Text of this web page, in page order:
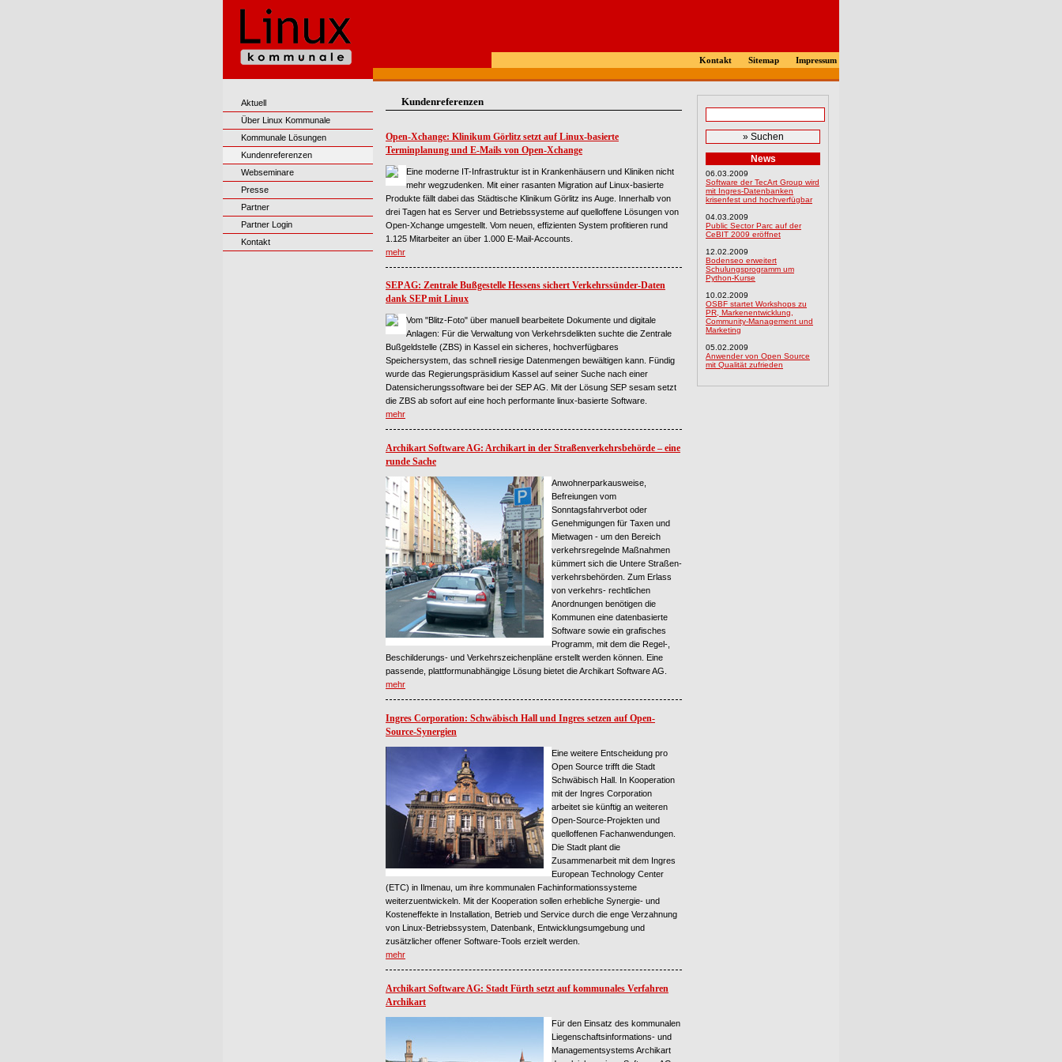
Kontakt Sitemap Impressum
Aktuell
Über Linux Kommunale
Kommunale Lösungen
Kundenreferenzen
Webseminare
Presse
Partner
Partner Login
Kontakt
Kundenreferenzen
Open-Xchange: Klinikum Görlitz setzt auf Linux-basierte
Terminplanung und E-Mails von Open-Xchange
Eine moderne IT-Infrastruktur ist in Krankenhäusern und Kliniken nicht
mehr wegzudenken. Mit einer rasanten Migration auf Linux-basierte
Produkte fällt dabei das Städtische Klinikum Görlitz ins Auge. Innerhalb von
drei Tagen hat es Server und Betriebssysteme auf quelloffene Lösungen von
Open-Xchange umgestellt. Vom neuen, effizienten System profitieren rund
1.125 Mitarbeiter an über 1.000 E-Mail-Accounts.
mehr
SEP AG: Zentrale Bußgestelle Hessens sichert Verkehrssünder-Daten
dank SEP mit Linux
Vom "Blitz-Foto" über manuell bearbeitete Dokumente und digitale
Anlagen: Für die Verwaltung von Verkehrsdelikten suchte die Zentrale
Bußgeldstelle (ZBS) in Kassel ein sicheres, hochverfügbares
Speichersystem, das schnell riesige Datenmengen bewältigen kann. Fündig
wurde das Regierungspräsidium Kassel auf seiner Suche nach einer
Datensicherungssoftware bei der SEP AG. Mit der Lösung SEP sesam setzt
die ZBS ab sofort auf eine hoch performante linux-basierte Software.
mehr
Archikart Software AG: Archikart in der Straßenverkehrsbehörde – eine
runde Sache
Anwohnerparkausweise,
Befreiungen vom
Sonntagsfahrverbot oder
Genehmigungen für Taxen und
Mietwagen - um den Bereich
verkehrsregelnde Maßnahmen
kümmert sich die Untere Straßen-
verkehrsbehörden. Zum Erlass
von verkehrs- rechtlichen
Anordnungen benötigen die
Kommunen eine datenbasierte
Software sowie ein grafisches
Programm, mit dem die Regel-,
Beschilderungs- und Verkehrszeichenpläne erstellt werden können. Eine
passende, plattformunabhängige Lösung bietet die Archikart Software AG.
mehr
Ingres Corporation: Schwäbisch Hall und Ingres setzen auf Open-
Source-Synergien
Eine weitere Entscheidung pro
Open Source trifft die Stadt
Schwäbisch Hall. In Kooperation
mit der Ingres Corporation
arbeitet sie künftig an weiteren
Open-Source-Projekten und
quelloffenen Fachanwendungen.
Die Stadt plant die
Zusammenarbeit mit dem Ingres
European Technology Center
(ETC) in Ilmenau, um ihre kommunalen Fachinformationssysteme
weiterzuentwickeln. Mit der Kooperation sollen erhebliche Synergie- und
Kosteneffekte in Installation, Betrieb und Service durch die enge Verzahnung
von Linux-Betriebssystem, Datenbank, Entwicklungsumgebung und
zusätzlicher offener Software-Tools erzielt werden.
mehr
Archikart Software AG: Stadt Fürth setzt auf kommunales Verfahren
Archikart
Für den Einsatz des kommunalen
Liegenschaftsinformations- und
Managementsystems Archikart
News
06.03.2009
Software der TecArt Group wird
mit Ingres-Datenbanken
krisenfest und hochverfügbar
04.03.2009
Public Sector Parc auf der
CeBIT 2009 eröffnet
12.02.2009
Bodenseo erweitert
Schulungsprogramm um
Python-Kurse
10.02.2009
OSBF startet Workshops zu
PR, Markenentwicklung,
Community-Management und
Marketing
05.02.2009
Anwender von Open Source
mit Qualität zufrieden